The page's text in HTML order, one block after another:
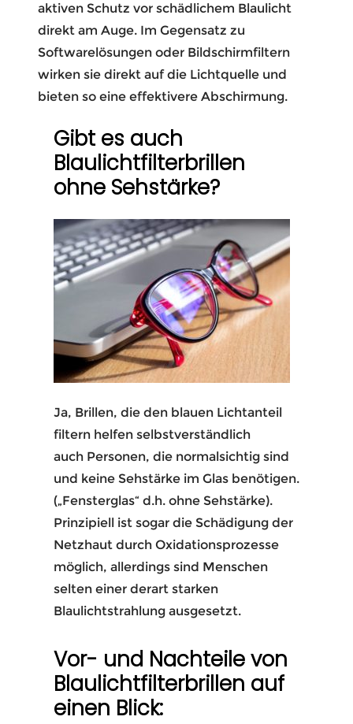
aktiven Schutz vor schädlichem Blaulicht
direkt am Auge. Im Gegensatz zu
Softwarelösungen oder Bildschirmfiltern
wirken sie direkt auf die Lichtquelle und
bieten so eine effektivere Abschirmung.
Gibt es auch
Blaulichtfilterbrillen
ohne Sehstärke?
Ja, Brillen, die den blauen Lichtanteil
filtern helfen selbstverständlich
auch Personen, die normalsichtig sind
und keine Sehstärke im Glas benötigen.
(„Fensterglas“ d.h. ohne Sehstärke).
Prinzipiell ist sogar die Schädigung der
Netzhaut durch Oxidationsprozesse
möglich, allerdings sind Menschen
selten einer derart starken
Blaulichtstrahlung ausgesetzt.
Vor- und Nachteile von
Blaulichtfilterbrillen auf
einen Blick: